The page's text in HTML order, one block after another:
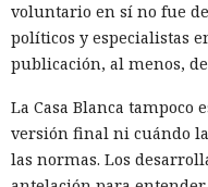
voluntario en sí no fue
políticos y especialistas
publicación, al menos,
La Casa Blanca tampoco
versión final ni cuándo
las normas. Los